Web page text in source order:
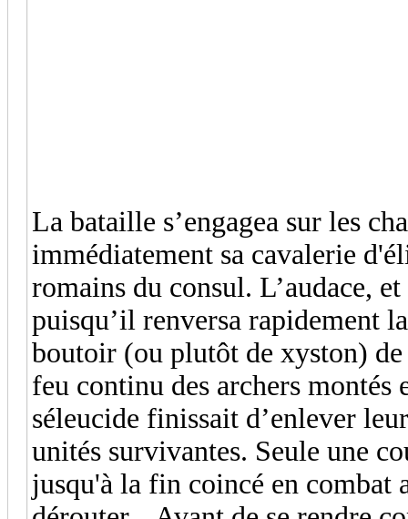
La bataille s’engagea sur les
immédiatement sa cavalerie
romains du consul. L’audace,
puisqu’il renversa rapidement
boutoir (ou plutôt de xyston)
feu continu des archers montés
séleucide finissait d’enlever
unités survivantes. Seule une
jusqu'à la fin coincé en combat